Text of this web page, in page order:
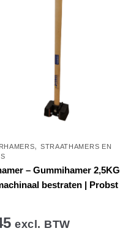
, STRAATHAMERS EN
– Gummihamer 2,5KG
bestraten | Probst
excl. BTW